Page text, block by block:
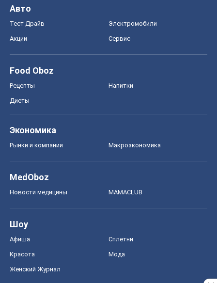
Авто
Тест Драйв Электромобили
Акции Сервис
Food Oboz
Рецепты Напитки
Диеты
Экономика
Рынки и компании Mакроэкономика
MedOboz
Новости медицины MAMACLUB
Шоу
Афиша Сплетни
Красота Мода
Женский Журнал